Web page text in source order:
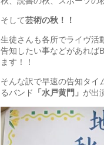
そして芸術の秋！！
生徒さんも各所でライヴ
告知したい事などがあれば
ます！！
そんな訳で早速の告知タイ
るバンド
「水戸黄門」 が出